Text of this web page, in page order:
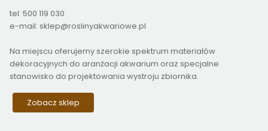
tel: 500 119 030
e-mail: sklep@roslinyakwariowe.pl
Na miejscu oferujemy szerokie spektrum materiałów
dekoracyjnych do aranżacji akwarium oraz specjalne
stanowisko do projektowania wystroju zbiornika.
Zobacz sklep